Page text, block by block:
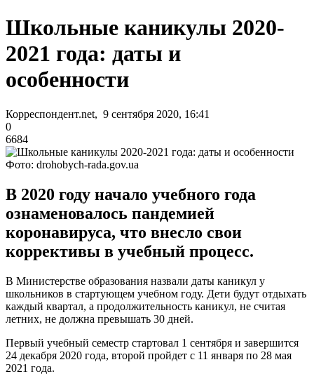
Школьные каникулы 2020-
2021 года: даты и
особенности
Корреспондент.net, 9 сентября 2020, 16:41
0
6684
Фото: drohobych-rada.gov.ua
В 2020 году начало учебного года
ознаменовалось пандемией
коронавируса, что внесло свои
коррективы в учебный процесс.
В Министерстве образования назвали даты каникул у
школьников в стартующем учебном году. Дети будут отдыхать
каждый квартал, а продолжительность каникул, не считая
летних, не должна превышать 30 дней.
Первый учебный семестр стартовал 1 сентября и завершится
24 декабря 2020 года, второй пройдет с 11 января по 28 мая
2021 года.